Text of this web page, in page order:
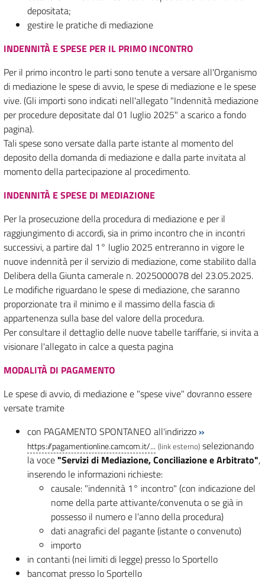
depositata;
gestire le pratiche di mediazione
INDENNITÀ E SPESE PER IL PRIMO INCONTRO
Per il primo incontro le parti sono tenute a versare all'Organismo
di mediazione le spese di avvio, le spese di mediazione e le spese
vive. (Gli importi sono indicati nell'allegato "Indennità mediazione
per procedure depositate dal 01 luglio 2025" a scarico a fondo
pagina).
Tali spese sono versate dalla parte istante al momento del
deposito della domanda di mediazione e dalla parte invitata al
momento della partecipazione al procedimento.
INDENNITÀ E SPESE DI MEDIAZIONE
Per la prosecuzione della procedura di mediazione e per il
raggiungimento di accordi, sia in primo incontro che in incontri
successivi, a partire dal 1° luglio 2025 entreranno in vigore le
nuove indennità per il servizio di mediazione, come stabilito dalla
Delibera della Giunta camerale n. 2025000078 del 23.05.2025.
Le modifiche riguardano le spese di mediazione, che saranno
proporzionate tra il minimo e il massimo della fascia di
appartenenza sulla base del valore della procedura.
Per consultare il dettaglio delle nuove tabelle tariffarie, si invita a
visionare l'allegato in calce a questa pagina
MODALITÀ DI PAGAMENTO
Le spese di avvio, di mediazione e "spese vive" dovranno essere
versate tramite
con PAGAMENTO SPONTANEO all'indirizzo»
https://pagamentionline.camcom.it/... (link esterno) selezionando
la voce"Servizi di Mediazione, Conciliazione e Arbitrato",
inserendo le informazioni richieste:
causale: "indennità 1° incontro" (con indicazione del
nome della parte attivante/convenuta o se già in
possesso il numero e l’anno della procedura)
dati anagrafici del pagante (istante o convenuto)
importo
in contanti (nei limiti di legge) presso lo Sportello
bancomat presso lo Sportello